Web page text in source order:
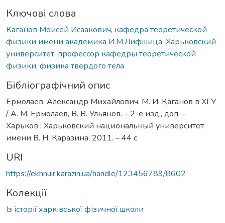
Ключові слова
Каганов Моисей Исаакович, кафедра теоретической
физики имени академика И.М.Лифшица, Харьковский
университет, профессор кафедры теоретической
физики, физика твердого тела
Бібліографічний опис
Ермолаев, Александр Михайлович. М. И. Каганов в ХГУ
/ А. М. Ермолаев, В. В. Ульянов. – 2-е изд., доп. –
Харьков : Харьковский национальный университет
имени В. Н. Каразина, 2011. – 44 c.
URI
https://ekhnuir.karazin.ua/handle/123456789/8602
Колекції
Із історії харківської фізичної школи